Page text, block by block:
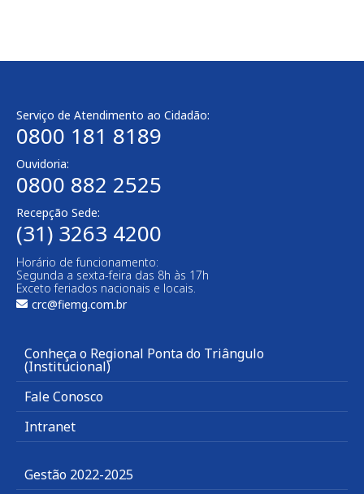
Serviço de Atendimento ao Cidadão:
0800 181 8189
Ouvidoria:
0800 882 2525
Recepção Sede:
(31) 3263 4200
Horário de funcionamento:
Segunda a sexta-feira das 8h às 17h
Exceto feriados nacionais e locais.
crc@fiemg.com.br
Conheça o Regional Ponta do Triângulo
(Institucional)
Fale Conosco
Intranet
Gestão 2022-2025